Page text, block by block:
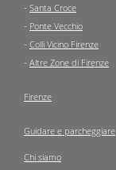
- Santa Croce
- Ponte Vecchio
- Colli Vicino Firenze
- Altre Zone di Firenze
Firenze
Guidare e parcheggiare
Chi siamo